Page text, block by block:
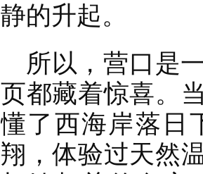
静的升起。
所以，营口是
页都藏着惊喜。
懂了西海岸落日
翔，体验过天然